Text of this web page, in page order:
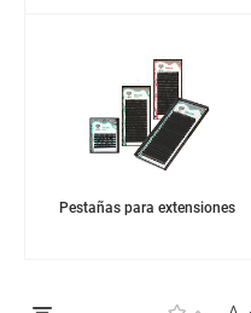
Pestañas para extensiones